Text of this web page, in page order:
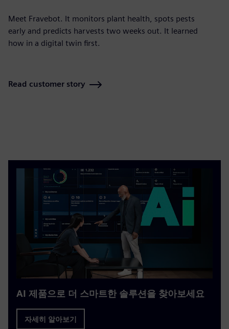
Meet Fravebot. It monitors plant health, spots pests
early and predicts harvests two weeks out. It learned
how in a digital twin first.
Read customer story
AI 제품으로 더 스마트한 솔루션을 찾아보세요
자세히 알아보기